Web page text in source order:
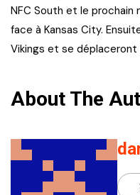
NFC South et le
face à Kansas City.
Vikings et se déplaceront
About The